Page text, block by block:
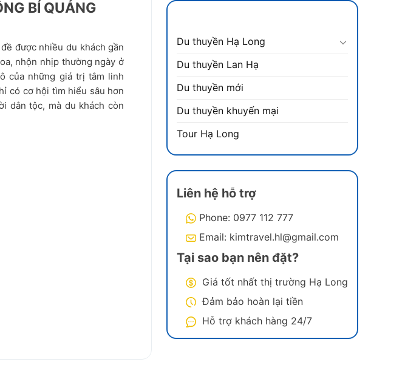
BÍ QUẢNG
được nhiều du khách gần
nhộn nhịp thường ngày ở
của những giá trị tâm linh
có cơ hội tìm hiểu sâu hơn
dân tộc, mà du khách còn
Du thuyền Hạ Long
Du thuyền Lan Hạ
Du thuyền mới
Du thuyền khuyến mại
Tour Hạ Long
Liên hệ hỗ trợ
Phone: 0977 112 777
Email: kimtravel.hl@gmail.com
Tại sao bạn nên đặt?
Giá tốt nhất thị trường Hạ Long
Đảm bảo hoàn lại tiền
Hỗ trợ khách hàng 24/7